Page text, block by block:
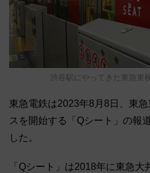
渋谷駅にやってきた東急東
東急電鉄は2023年8月8日、東
スを開始する「Qシート」の報
した。
「Qシート」は2018年に東急